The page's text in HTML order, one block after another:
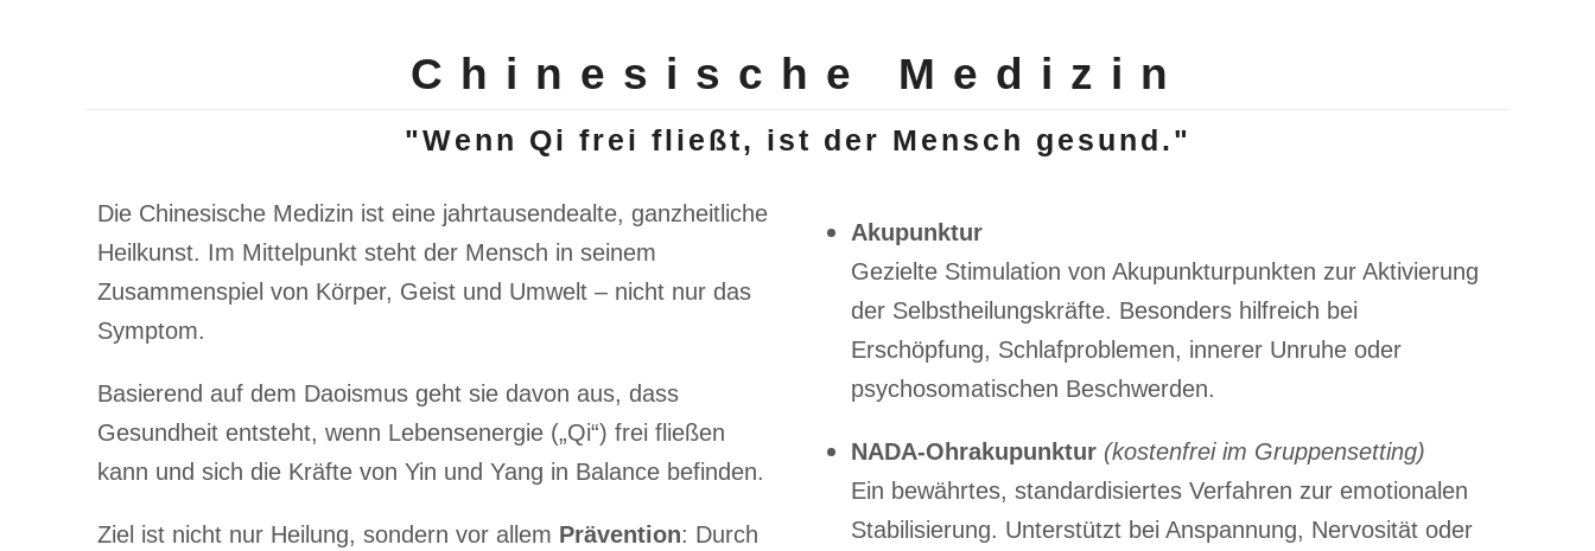
Chinesische Medizin
"Wenn Qi frei fließt, ist der Mensch gesund."
Die Chinesische Medizin ist eine jahrtausendealte, ganzheitliche
Heilkunst. Im Mittelpunkt steht der Mensch in seinem
Zusammenspiel von Körper, Geist und Umwelt – nicht nur das
Symptom.
Basierend auf dem Daoismus geht sie davon aus, dass
Gesundheit entsteht, wenn Lebensenergie („Qi“) frei fließen
kann und sich die Kräfte von Yin und Yang in Balance befinden.
Ziel ist nicht nur Heilung, sondern vor allem Prävention: Durch
Akupunktur
Gezielte Stimulation von Akupunkturpunkten zur Aktivierung
der Selbstheilungskräfte. Besonders hilfreich bei
Erschöpfung, Schlafproblemen, innerer Unruhe oder
psychosomatischen Beschwerden.
NADA-Ohrakupunktur (kostenfrei im Gruppensetting)
Ein bewährtes, standardisiertes Verfahren zur emotionalen
Stabilisierung. Unterstützt bei Anspannung, Nervosität oder